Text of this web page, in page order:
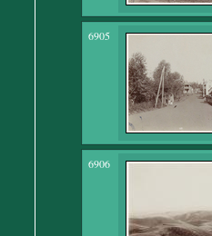
6905
6906